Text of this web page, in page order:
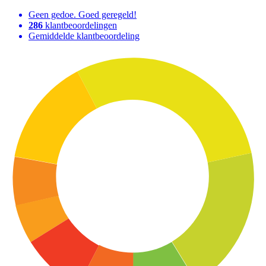
Geen gedoe. Goed geregeld!
286 klantbeoordelingen
Gemiddelde klantbeoordeling